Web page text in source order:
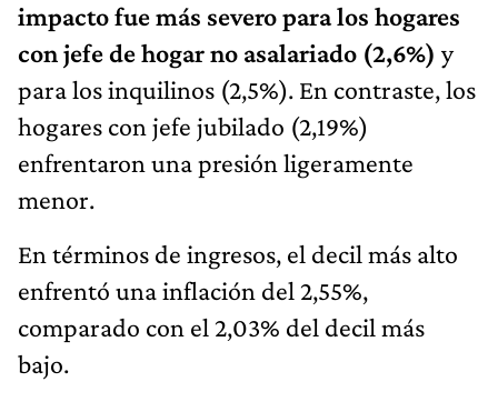
impacto fue más severo para los hogares
con jefe de hogar no asalariado (2,6%) y
para los inquilinos (2,5%). En contraste, los
hogares con jefe jubilado (2,19%)
enfrentaron una presión ligeramente
menor.
En términos de ingresos, el decil más alto
enfrentó una inflación del 2,55%,
comparado con el 2,03% del decil más
bajo.